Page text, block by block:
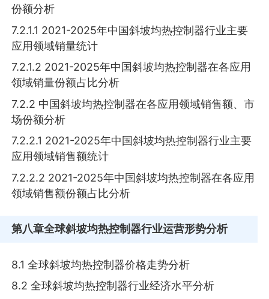
份额分析
7.2.1.1 2021-2025年中国斜坡均热控制器行业主要
应用领域销量统计
7.2.1.2 2021-2025年中国斜坡均热控制器在各应用
领域销量份额占比分析
7.2.2 中国斜坡均热控制器在各应用领域销售额、市
场份额分析
7.2.2.1 2021-2025年中国斜坡均热控制器行业主要
应用领域销售额统计
7.2.2.2 2021-2025年中国斜坡均热控制器在各应用
领域销售额份额占比分析
第八章全球斜坡均热控制器行业运营形势分析
8.1 全球斜坡均热控制器价格走势分析
8.2 全球斜坡均热控制器行业经济水平分析